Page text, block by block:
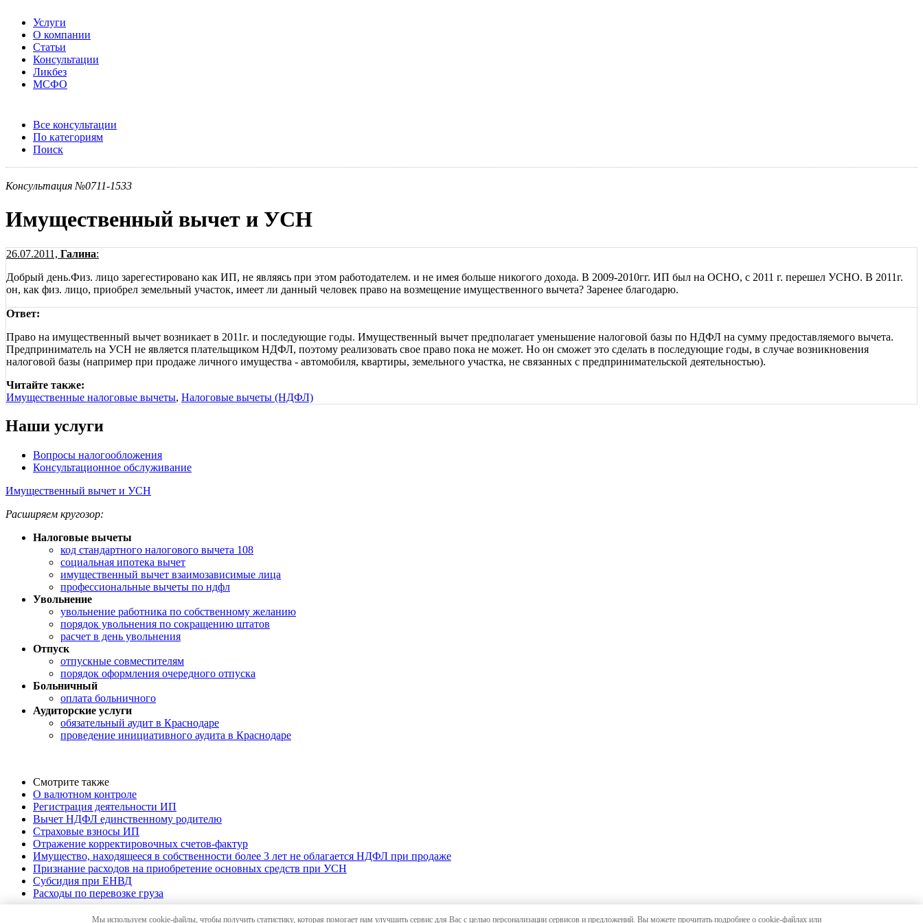
Услуги
О компании
Статьи
Консультации
Ликбез
МСФО
Все консультации
По категориям
Поиск
Консультация №0711-1533
Имущественный вычет и УСН
26.07.2011, Галина:
Добрый день.Физ. лицо зарегестировано как ИП, не являясь при этом работодателем. и не имея больше никогого дохода. В 2009-2010гг. ИП был на ОСНО, с 2011 г. перешел УСНО. В 2011г.
он, как физ. лицо, приобрел земельный участок, имеет ли данный человек право на возмещение имущественного вычета? Заренее благодарю.
Ответ:
Право на имущественный вычет возникает в 2011г. и последующие годы. Имущественный вычет предполагает уменьшение налоговой базы по НДФЛ на сумму предоставляемого вычета.
Предприниматель на УСН не является плательщиком НДФЛ, поэтому реализовать свое право пока не может. Но он сможет это сделать в последующие годы, в случае возникновения
налоговой базы (например при продаже личного имущества - автомобиля, квартиры, земельного участка, не связанных с предпринимательской деятельностью).
Читайте также:
Имущественные налоговые вычеты, Налоговые вычеты (НДФЛ)
Наши услуги
Вопросы налогообложения
Консультационное обслуживание
Имущественный вычет и УСН
Расширяем кругозор:
Налоговые вычеты
код стандартного налогового вычета 108
социальная ипотека вычет
имущественный вычет взаимозависимые лица
профессиональные вычеты по ндфл
Увольнение
увольнение работника по собственному желанию
порядок увольнения по сокращению штатов
расчет в день увольнения
Отпуск
отпускные совместителям
порядок оформления очередного отпуска
Больничный
оплата больничного
Аудиторские услуги
обязательный аудит в Краснодаре
проведение инициативного аудита в Краснодаре
Смотрите также
О валютном контроле
Регистрация деятельности ИП
Вычет НДФЛ единственному родителю
Страховые взносы ИП
Отражение корректировочных счетов-фактур
Имущество, находящееся в собственности более 3 лет не облагается НДФЛ при продаже
Признание расходов на приобретение основных средств при УСН
Субсидия при ЕНВД
Расходы по перевозке груза
Мы используем cookie-файлы, чтобы получить статистику, которая помогает нам улучшить сервис для Вас с целью персонализации сервисов и предложений. Вы можете прочитать подробнее о cookie-файлах или